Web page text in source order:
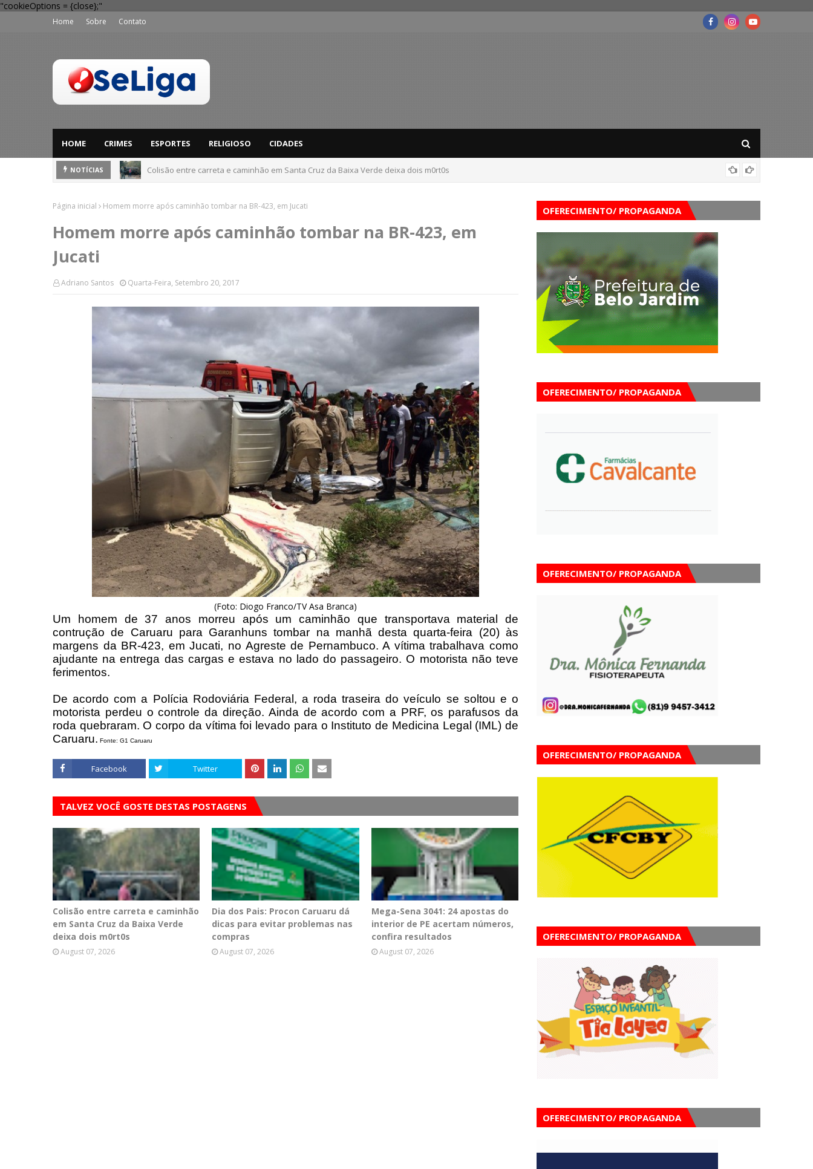
"cookieOptions = {close};"
Home Sobre Contato
HOME CRIMES ESPORTES RELIGIOSO CIDADES
NOTÍCIAS
Dia dos Pais: Procon Caruaru dá dicas para evitar problemas nas compras
Página inicial Homem morre após caminhão tombar na BR-423, em Jucati
Homem morre após caminhão tombar na BR-423, em
Jucati
Adriano Santos Quarta-Feira, Setembro 20, 2017
(Foto: Diogo Franco/TV Asa Branca)
Um homem de 37 anos morreu após um caminhão que transportava material de
contrução de Caruaru para Garanhuns tombar na manhã desta quarta-feira (20) às
margens da BR-423, em Jucati, no Agreste de Pernambuco. A vítima trabalhava como
ajudante na entrega das cargas e estava no lado do passageiro. O motorista não teve
ferimentos.
De acordo com a Polícia Rodoviária Federal, a roda traseira do veículo se soltou e o
motorista perdeu o controle da direção. Ainda de acordo com a PRF, os parafusos da
roda quebraram. O corpo da vítima foi levado para o Instituto de Medicina Legal (IML) de
Caruaru. Fonte: G1 Caruaru
Facebook Twitter
TALVEZ VOCÊ GOSTE DESTAS POSTAGENS
Colisão entre carreta e caminhão
em Santa Cruz da Baixa Verde
deixa dois m0rt0s
August 07, 2026
Dia dos Pais: Procon Caruaru dá
dicas para evitar problemas nas
compras
August 07, 2026
Mega-Sena 3041: 24 apostas do
interior de PE acertam números,
confira resultados
August 07, 2026
OFERECIMENTO/ PROPAGANDA
OFERECIMENTO/ PROPAGANDA
OFERECIMENTO/ PROPAGANDA
OFERECIMENTO/ PROPAGANDA
OFERECIMENTO/ PROPAGANDA
OFERECIMENTO/ PROPAGANDA